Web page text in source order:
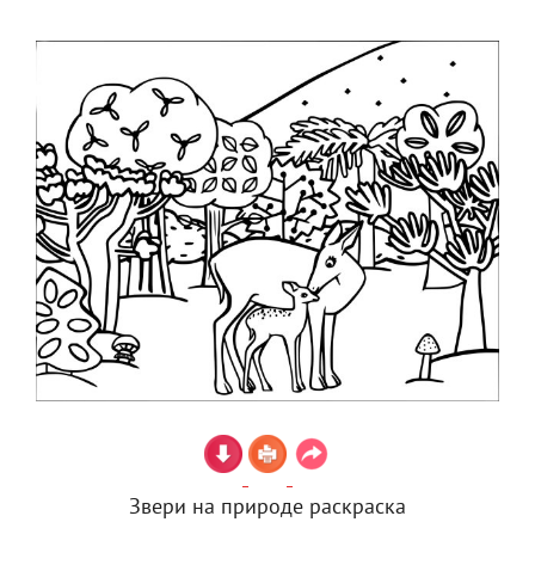
Звери на природе раскраска